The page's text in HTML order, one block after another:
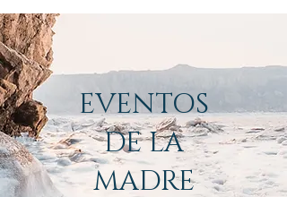
EVENTOS
DE LA
MADRE